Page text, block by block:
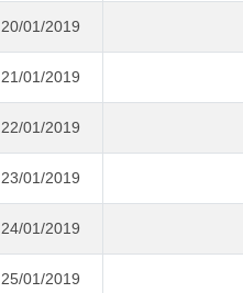
20/01/2019
21/01/2019
22/01/2019
23/01/2019
24/01/2019
25/01/2019